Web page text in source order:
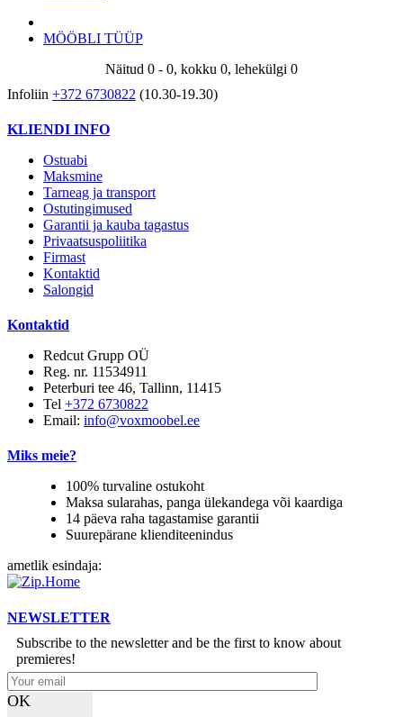
MÖÖBLI TÜÜP
Näitud 0 - 0, kokku 0, lehekülgi 0
Infoliin +372 6730822 (10.30-19.30)
KLIENDI INFO
Ostuabi
Maksmine
Tarneag ja transport
Ostutingimused
Garantii ja kauba tagastus
Privaatsuspoliitika
Firmast
Kontaktid
Salongid
Kontaktid
Redcut Grupp OÜ
Reg. nr. 11534911
Peterburi tee 46, Tallinn, 11415
Tel +372 6730822
Email: info@voxmoobel.ee
Miks meie?
100% turvaline ostukoht
Maksa sularahas, panga ülekandega või kaardiga
14 päeva raha tagastamise garantii
Suurepärane klienditeenindus
ametlik esindaja:
NEWSLETTER
Subscribe to the newsletter and be the first to know about
premieres!
OK